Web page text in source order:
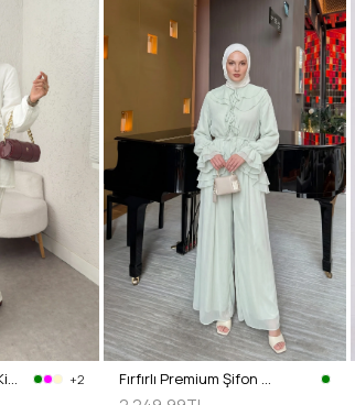
Çapraz Bağlamalı Kimono Takım 43457 - KREM +2 Fırfırlı Premium Şifon Takım 266031 - AÇIK YEŞİL